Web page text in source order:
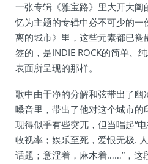
一张专辑《雅宝路》里大开大阖
忆为主题的专辑中必不可少的
离的城市》里，这些元素都已
签的，是INDIE ROCK的简单、
表面所呈现的那样。
歌中由干净的分解和弦带出了幽
嗓音里，带出了他对这个城市的
现得似乎有些突兀，但当唱起“
收视率；娱乐至死，爱恨无极.
话题；意淫着，麻木着……”，这